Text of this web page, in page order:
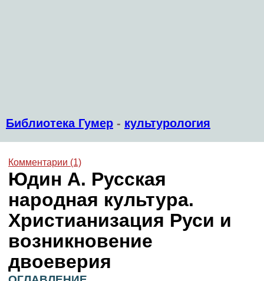
Библиотека Гумер - культурология
Комментарии (1)
Юдин А. Русская
народная культура.
Христианизация Руси и
возникновение
двоеверия